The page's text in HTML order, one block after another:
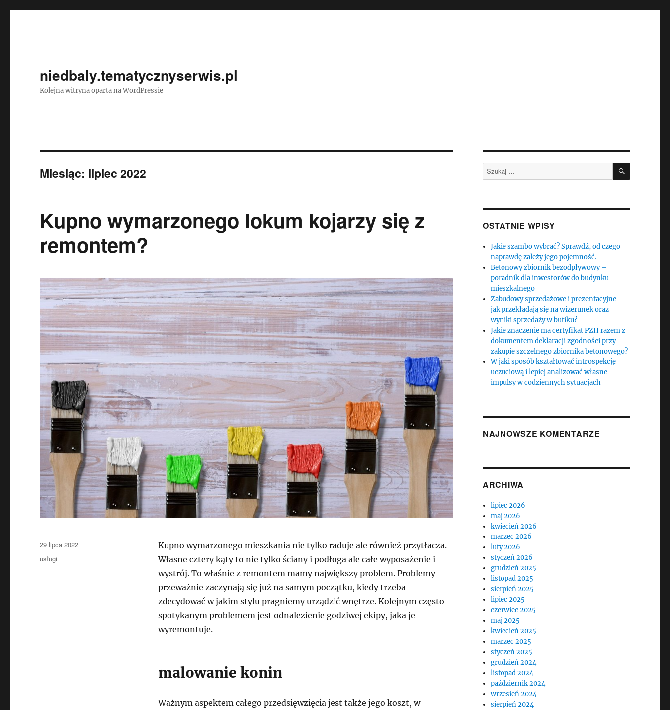
niedbaly.tematycznyserwis.pl
Kolejna witryna oparta na WordPressie
Miesiąc: lipiec 2022
Kupno wymarzonego lokum kojarzy się z
remontem?
Kupno wymarzonego mieszkania nie tylko raduje ale również przytłacza.
Własne cztery kąty to nie tylko ściany i podłoga ale całe wyposażenie i
wystrój. To właśnie z remontem mamy największy problem. Problemy
przeważnie zaczynają się już na samym początku, kiedy trzeba
zdecydować w jakim stylu pragniemy urządzić wnętrze. Kolejnym często
spotykanym problemem jest odnalezienie godziwej ekipy, jaka je
wyremontuje.
malowanie konin
Ważnym aspektem całego przedsięwzięcia jest także jego koszt, w
Data
publikacji
29 lipca 2022
Kategorie
usługi
Szukaj: SZUKAJ
OSTATNIE WPISY
Jakie szambo wybrać? Sprawdź, od czego
naprawdę zależy jego pojemność.
Betonowy zbiornik bezodpływowy –
poradnik dla inwestorów do budynku
mieszkalnego
Zabudowy sprzedażowe i prezentacyjne –
jak przekładają się na wizerunek oraz
wyniki sprzedaży w butiku?
Jakie znaczenie ma certyfikat PZH razem z
dokumentem deklaracji zgodności przy
zakupie szczelnego zbiornika betonowego?
W jaki sposób kształtować introspekcję
uczuciową i lepiej analizować własne
impulsy w codziennych sytuacjach
NAJNOWSZE KOMENTARZE
ARCHIWA
lipiec 2026
maj 2026
kwiecień 2026
marzec 2026
luty 2026
styczeń 2026
grudzień 2025
listopad 2025
sierpień 2025
lipiec 2025
czerwiec 2025
maj 2025
kwiecień 2025
marzec 2025
styczeń 2025
grudzień 2024
listopad 2024
październik 2024
wrzesień 2024
sierpień 2024